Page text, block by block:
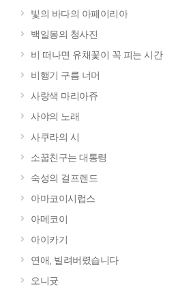
빛의 바다의 아페이리아
백일몽의 청사진
비 떠나면 유채꽃이 꼭 피는 시간
비행기 구름 너머
사랑색 마리아쥬
사야의 노래
사쿠라의 시
소꿉친구는 대통령
숙성의 걸프렌드
아마코이시럽스
아메코이
아이카기
연애, 빌려버렸습니다
오니귯